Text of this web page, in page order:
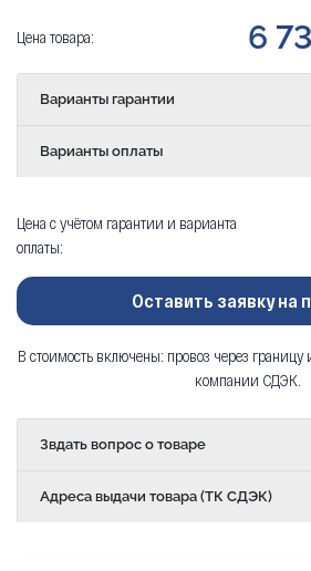
Цена товара: 6
Варианты гарантии
Варианты оплаты
Цена с учётом гарантии и варианта
оплаты:
Оставить заявку на
В стоимость включены: провоз через границу
компании СДЭК.
Звдать вопрос о товаре
Адреса выдачи товара (ТК СДЭК)